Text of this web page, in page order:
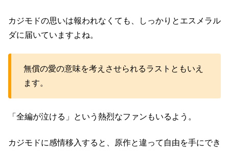
カジモドの思いは報われなくても、しっかりとエスメラル
ダに届いていますよね。
無償の愛の意味を考えさせられるラストともいえ
ます。
「全編が泣ける」という熱烈なファンもいるよう。
カジモドに感情移入すると、原作と違って自由を手にでき